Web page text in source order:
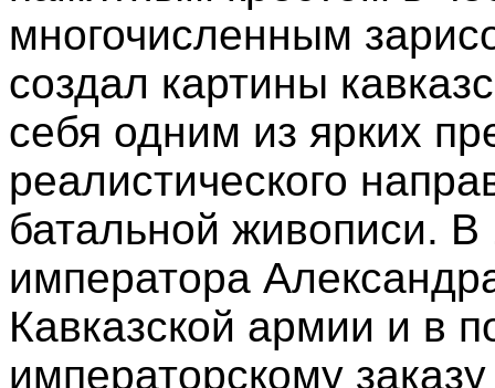
многочисленным
создал картины
себя одним из ярких
реалистического
батальной живописи. В
императора
Кавказской армии и в
императорскому